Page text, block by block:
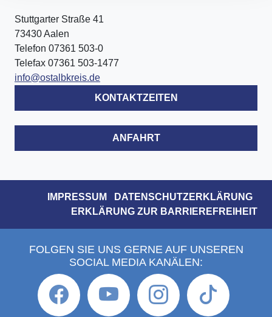
Stuttgarter Straße 41
73430 Aalen
Telefon 07361 503-0
Telefax 07361 503-1477
info@ostalbkreis.de
KONTAKTZEITEN
ANFAHRT
IMPRESSUM
DATENSCHUTZERKLÄRUNG
ERKLÄRUNG ZUR BARRIEREFREIHEIT
FOLGEN SIE UNS GERNE AUF UNSEREN
SOCIAL MEDIA KANÄLEN: